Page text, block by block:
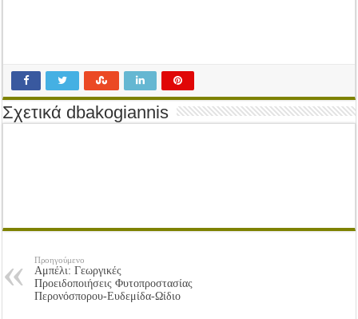
Σχετικά dbakogiannis
Προηγούμενο
Αμπέλι: Γεωργικές
Προειδοποιήσεις Φυτοπροστασίας
Περονόσπορου-Ευδεμίδα-Ωίδιο